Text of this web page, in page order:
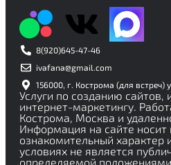
8(920)645-47-46
ivafana@gmail.com
156000, г. Кострома (для
Услуги по созданию сайтов,
интернет-маркетингу.
Кострома, Москва и
Информация на сайте носит
ознакомительный характер
условиях не является
определяемой